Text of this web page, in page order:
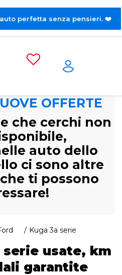
senza pensieri. ❤️
OFFERTE
che cerchi non
auto dello
ci sono altre
ti possono
Kuga 3a serie
serie usate, km
garantite